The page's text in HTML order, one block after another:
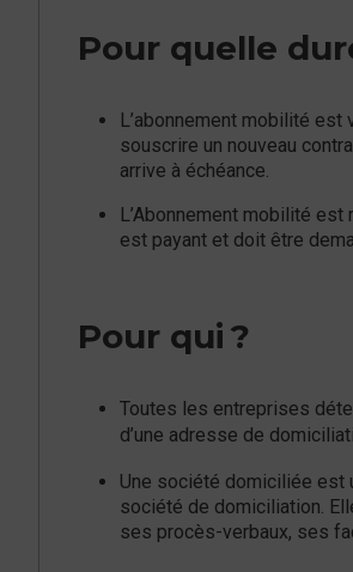
Pour quelle
L’abonnement mobilité
souscrire un nouveau
arrive à échéance.
L’Abonnement mobilité
est payant et doit être
Pour qui ?
Toutes les entreprises
d’une adresse de
Une société domiciliée est
société de domiciliation.
ses procès-verbaux, ses